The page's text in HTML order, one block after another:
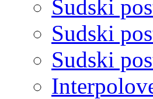
Sudski
Sudski
Sudski